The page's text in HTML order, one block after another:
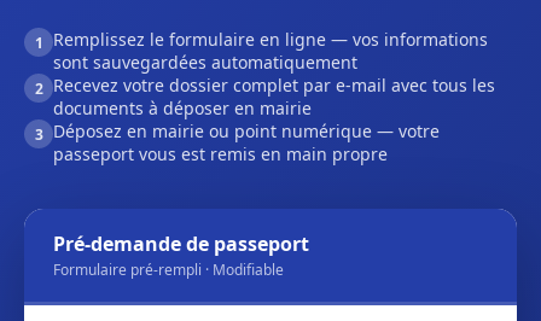
1
Remplissez le formulaire en ligne — vos informations
sont sauvegardées automatiquement
2 Recevez votre dossier complet par e-mail avec tous les
documents à déposer en mairie
3 Déposez en mairie ou point numérique — votre
passeport vous est remis en main propre
Pré-demande de passeport
Formulaire pré-rempli · Modifiable